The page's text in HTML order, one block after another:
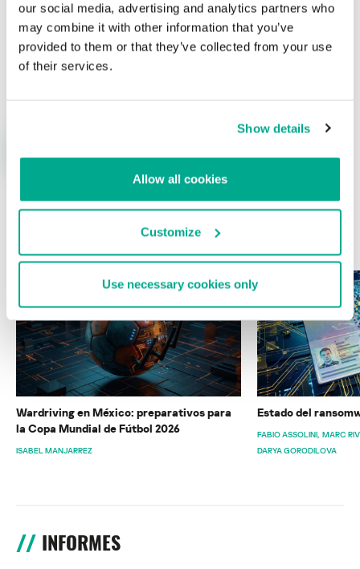
our social media, advertising and analytics partners who
may combine it with other information that you’ve
provided to them or that they’ve collected from your use
of their services.
Show details
Allow all cookies
Customize
Use necessary cookies only
Nombre*
ÚLTIMAS PUBLICACIONES
Wardriving en México: preparativos para
la Copa Mundial de Fútbol 2026
ISABEL MANJARREZ
Estado del
FABIO ASSOLINI MARC
DARYA GORODILOVA
INFORMES